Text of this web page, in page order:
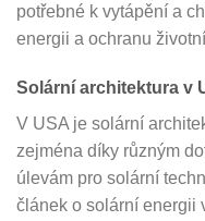
potřebné k vytápění a
energii a ochranu
Solární architektura v
V USA je solární
zejména díky různým
úlevám pro solární
článek o solární energii